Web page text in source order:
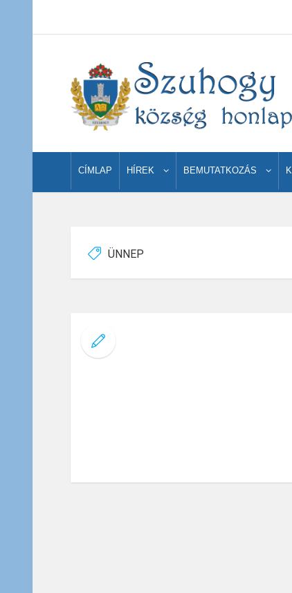
CÍMLAP HÍREK BEMUTATKOZÁS
ÜNNEP